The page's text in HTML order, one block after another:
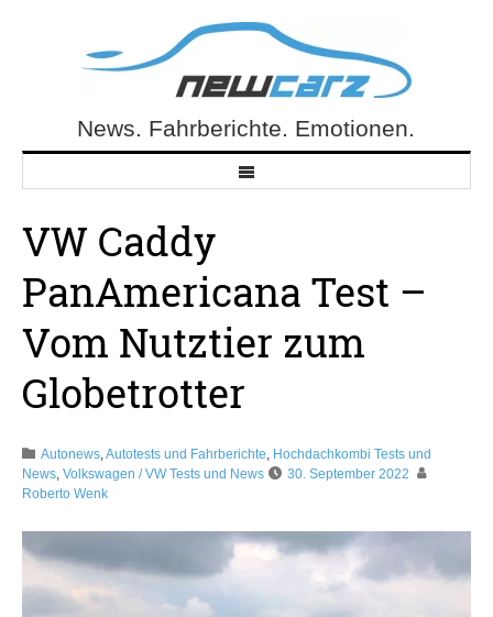
NewCarz.deNews. Fahrberichte. Emotionen.
VW Caddy
PanAmericana Test –
Vom Nutztier zum
Globetrotter
Autonews,Autotests und Fahrberichte, Hochdachkombi Tests und
News, Volkswagen / VW Tests und News
30. September 2022
Roberto Wenk